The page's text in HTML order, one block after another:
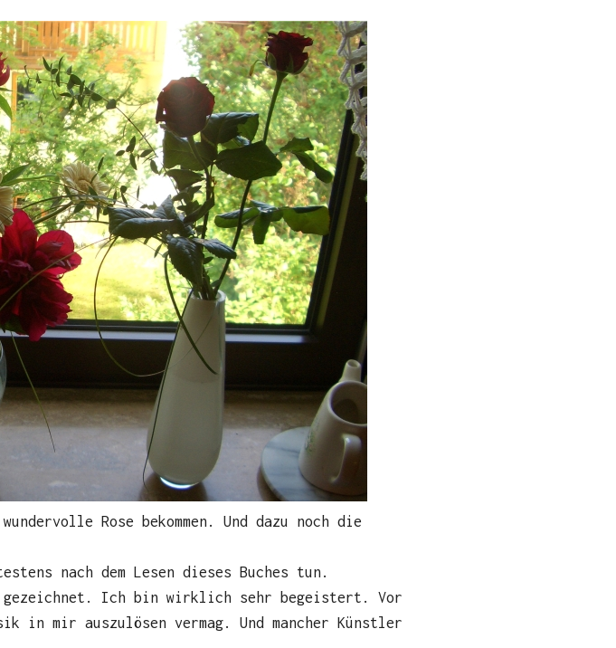
Rose bekommen. Und dazu noch die
nach dem Lesen dieses Buches tun.
Ich bin wirklich sehr begeistert. Vor
in mir auszulösen vermag. Und mancher Künstler